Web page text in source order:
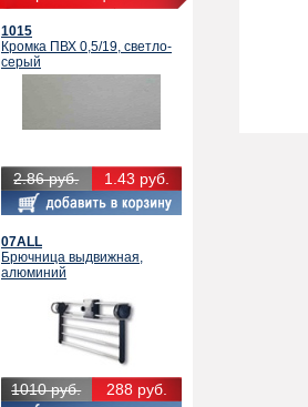
1015
Кромка ПВХ 0,5/19, светло-
серый
2.86 руб. 1.43 руб.
07ALL
Брючница выдвижная,
алюминий
1010 руб. 288 руб.